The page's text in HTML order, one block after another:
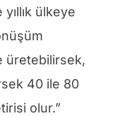
yıllık ülkeye
üretebilirsek,
40 ile 80
olur.”